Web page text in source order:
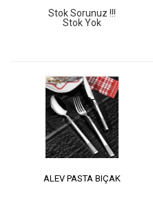
Stok Sorunuz !!!
Stok Yok
ALEV PASTA BIÇAK